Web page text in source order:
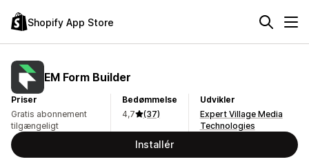
Shopify App Store
EM Form Builder
Priser
Gratis abonnement
tilgængeligt
Bedømmelse
4,7
(37)
Udvikler
Expert Village Media
Technologies
Installér